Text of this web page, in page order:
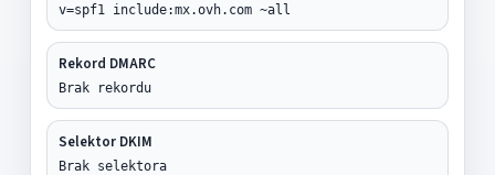
v=spf1 include:mx.ovh.com ~all
Rekord DMARC
Brak rekordu
Selektor DKIM
Brak selektora